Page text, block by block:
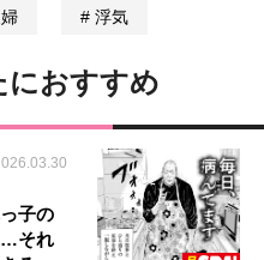
浮気
におすすめ
子の
…それ